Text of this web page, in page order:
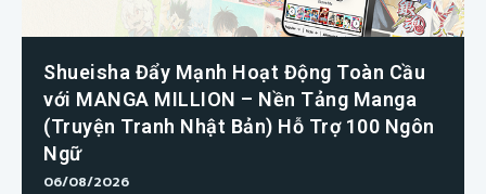
Shueisha Đẩy Mạnh Hoạt Động Toàn Cầu
với MANGA MILLION – Nền Tảng Manga
(Truyện Tranh Nhật Bản) Hỗ Trợ 100 Ngôn
Ngữ
06/08/2026